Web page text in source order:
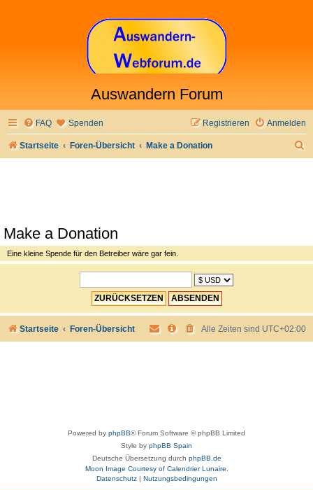
Auswandern Forum
FAQ Spenden Anmelden
Registrieren
Startseite Foren-Übersicht Make a Donation
Make a Donation
Eine kleine Spende für den Betreiber wäre gar fein.
Startseite Foren-Übersicht Alle Zeiten sind UTC+02:00
Powered by phpBB® Forum Software © phpBB Limited
Style by phpBB Spain
Deutsche Übersetzung durch phpBB.de
Moon Image Courtesy of Calendrier Lunaire.
Datenschutz| Nutzungsbedingungen